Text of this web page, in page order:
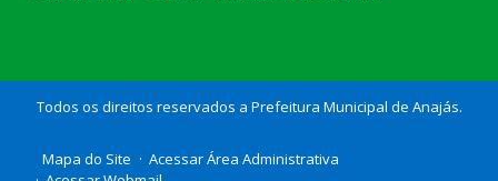
Todos os direitos reservados a Prefeitura Municipal de Anajás.
Mapa do Site
Acessar Área Administrativa